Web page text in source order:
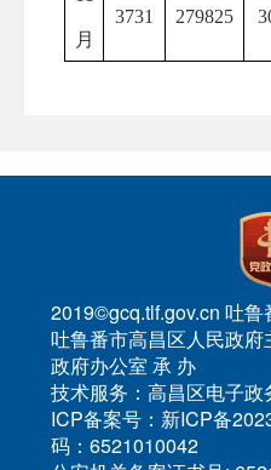
月
3731 279825
2019©gcq.tlf.gov.cn 吐
吐鲁番市高昌区人民政
政府办公室 承 办
技术服务：高昌区电子政
ICP备案号：新ICP备
码：6521010042